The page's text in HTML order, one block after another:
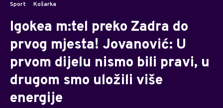
Sport Košarka
Igokea m:tel preko Zadra do
prvog mjesta! Jovanović: U
prvom dijelu nismo bili pravi, u
drugom smo uložili više
energije